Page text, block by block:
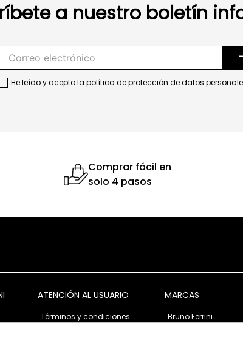
a nuestro boletín
He leído y acepto la política de protección de datos
Comprar fácil en
solo 4 pasos
ATENCIÓN AL USUARIO
Términos y condiciones
MARCAS
Bruno Ferrini